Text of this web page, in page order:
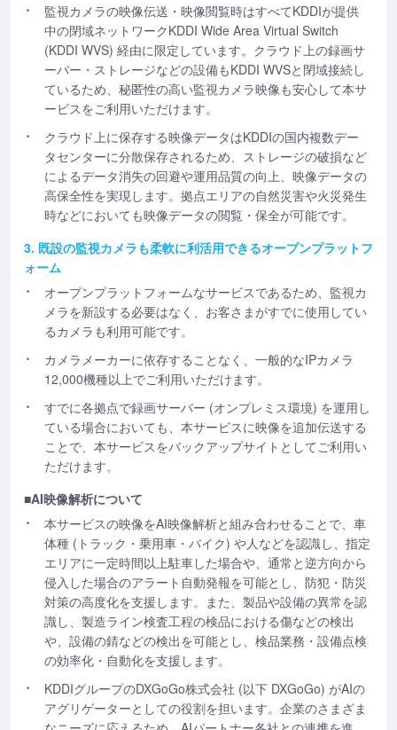
監視カメラの映像伝送・映像閲覧時はすべてKDDIが提供
中の閉域ネットワークKDDI Wide Area Virtual Switch
(KDDI WVS) 経由に限定しています。クラウド上の録画サ
ーバー・ストレージなどの設備もKDDI WVSと閉域接続し
ているため、秘匿性の高い監視カメラ映像も安心して本サ
ービスをご利用いただけます。
クラウド上に保存する映像データはKDDIの国内複数デー
タセンターに分散保存されるため、ストレージの破損など
によるデータ消失の回避や運用品質の向上、映像データの
高保全性を実現します。拠点エリアの自然災害や火災発生
時などにおいても映像データの閲覧・保全が可能です。
3. 既設の監視カメラも柔軟に利活用できるオープンプラットフ
ォーム
オープンプラットフォームなサービスであるため、監視カ
メラを新設する必要はなく、お客さまがすでに使用してい
るカメラも利用可能です。
カメラメーカーに依存することなく、一般的なIPカメラ
12,000機種以上でご利用いただけます。
すでに各拠点で録画サーバー (オンプレミス環境) を運用し
ている場合においても、本サービスに映像を追加伝送する
ことで、本サービスをバックアップサイトとしてご利用い
ただけます。
■AI映像解析について
本サービスの映像をAI映像解析と組み合わせることで、車
体種 (トラック・乗用車・バイク) や人などを認識し、指定
エリアに一定時間以上駐車した場合や、通常と逆方向から
侵入した場合のアラート自動発報を可能とし、防犯・防災
対策の高度化を支援します。また、製品や設備の異常を認
識し、製造ライン検査工程の検品における傷などの検出
や、設備の錆などの検出を可能とし、検品業務・設備点検
の効率化・自動化を支援します。
KDDIグループのDXGoGo株式会社 (以下 DXGoGo) がAIの
アグリゲーターとしての役割を担います。企業のさまざま